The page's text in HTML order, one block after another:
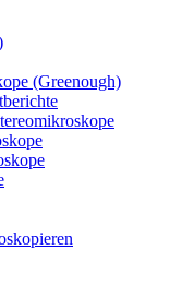
(Greenough)